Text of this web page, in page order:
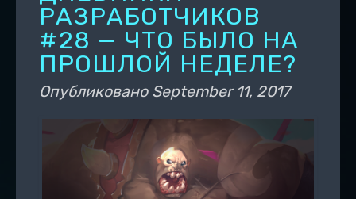
DEV BLOG
PC UPDATES
PS5 UPDATES
РАЗРАБОТЧИКОВ
#28 — ЧТО БЫЛО НА
ПРОШЛОЙ НЕДЕЛЕ?
Опубликовано September 11, 2017